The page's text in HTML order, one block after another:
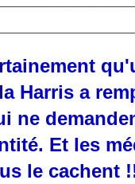
Harris a
ne
Et les
le cachent